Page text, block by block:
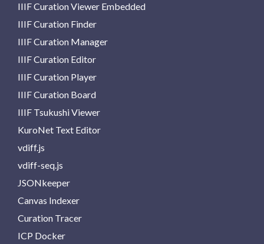
IIIF Curation Viewer Embedded
IIIF Curation Finder
IIIF Curation Manager
IIIF Curation Editor
IIIF Curation Player
IIIF Curation Board
IIIF Tsukushi Viewer
KuroNet Text Editor
vdiff.js
vdiff-seq.js
JSONkeeper
Canvas Indexer
Curation Tracer
ICP Docker